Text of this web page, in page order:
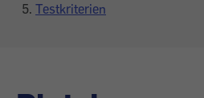
Testkriterien